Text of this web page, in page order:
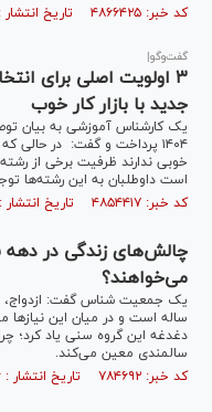
کد خبر: ۴۸۶۶۴۲۵ تاریخ انتشار : ۱۴۰۴/۰۸/۲۰
گفت‌وگو|
۳ اولویت اصلی برای
جدید با بازار کار خوب
یک کارشناس آموزشی به بیان
۱۴۰۴ پرداخت و گفت: در حالی
خوبی ندارند ظرفیت برخی از
است داوطلبان به این رشته‌ها
کد خبر: ۴۸۵۴۴۱۷ تاریخ انتشار : ۱۴۰۴/۰۶/۱۳
می‌خواهند؟
ساله است و در میان این نیاز‌ها
دغدغه این گروه سنی یاد کرد؛
سالمندی معین می‌کند.
کد خبر: ۷۸۴۶۹۲ تاریخ انتشار : ۱۴۰۰/۱۰/۰۶